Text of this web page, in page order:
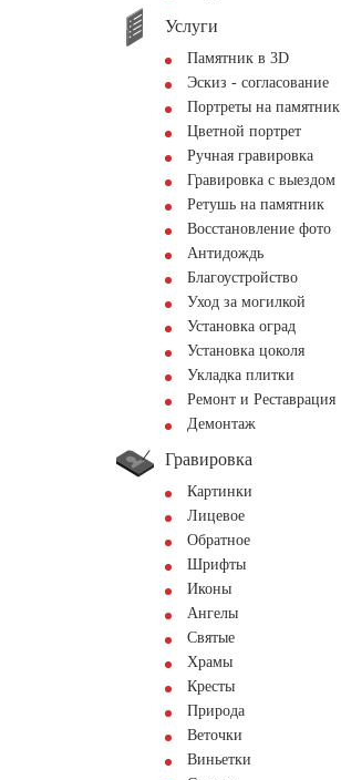
Услуги
Памятник в 3D
Эскиз - согласование
Портреты на памятник
Цветной портрет
Ручная гравировка
Гравировка с выездом
Ретушь на памятник
Восстановление фото
Антидождь
Благоустройство
Уход за могилкой
Установка оград
Установка цоколя
Укладка плитки
Ремонт и Реставрация
Демонтаж
Гравировка
Картинки
Лицевое
Обратное
Шрифты
Иконы
Ангелы
Святые
Храмы
Кресты
Природа
Веточки
Виньетки